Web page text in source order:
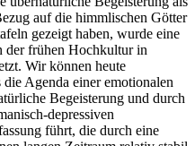
auf die himmlischen Götter
gezeigt haben, wurde eine
der frühen Hochkultur in
Wir können heute
Agenda einer emotionalen
Begeisterung und durch
depressiven
führt, die durch eine